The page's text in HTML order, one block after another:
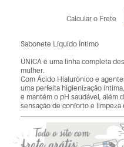
Calcular o Frete
Sabonete Líquido Íntimo
ÚNICA é uma linha completa
mulher.
Com Ácido Hialurônico e
uma perfeita higienização
e mantém o pH saudável, além
sensação de conforto e limpeza